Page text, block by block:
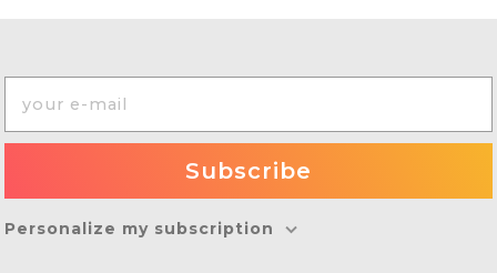
Personalize my subscription